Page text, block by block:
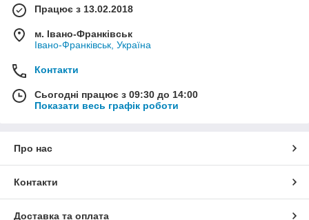
Працює з 13.02.2018
м. Івано-Франківськ
Івано-Франківськ, Україна
Контакти
Сьогодні працює з 09:30 до 14:00
Показати весь графік роботи
Про нас
Контакти
Доставка та оплата